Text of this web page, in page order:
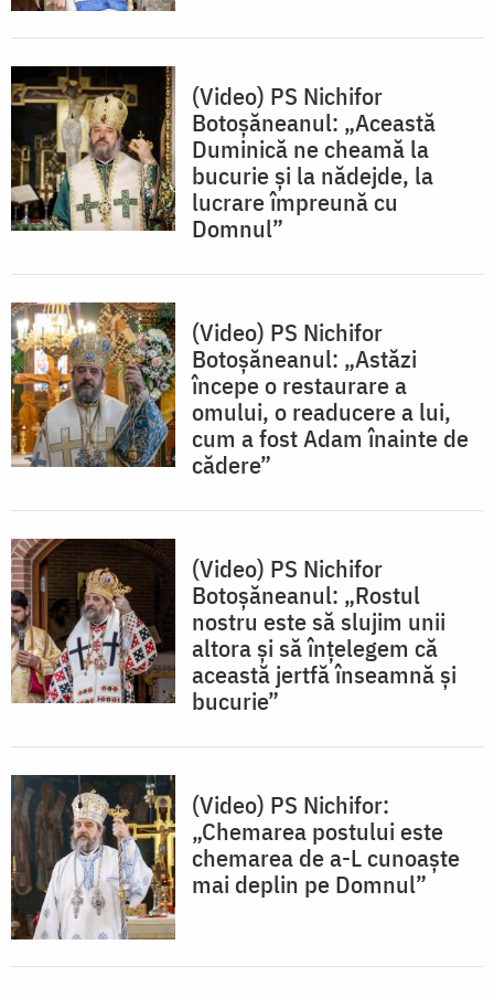
(Video) PS Nichifor
Botoșăneanul: „Această
Duminică ne cheamă la
bucurie și la nădejde, la
lucrare împreună cu
Domnul”
(Video) PS Nichifor
Botoșăneanul: „Astăzi
începe o restaurare a
omului, o readucere a lui,
cum a fost Adam înainte de
cădere”
(Video) PS Nichifor
Botoșăneanul: „Rostul
nostru este să slujim unii
altora și să înțelegem că
această jertfă înseamnă și
bucurie”
(Video) PS Nichifor:
„Chemarea postului este
chemarea de a-L cunoaște
mai deplin pe Domnul”